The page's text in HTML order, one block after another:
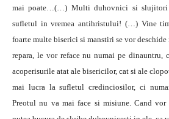
mai poate…(…) Multi duhovnici si
sufletul in vremea antihristului! (…) Vine
foarte multe biserici si manstiri se vor
repara, le vor reface nu numai pe dinauntru,
acoperisurile atat ale bisericilor, cat si ale
mai lucra la sufletul credinciosilor, ci
Preotul nu va mai face si misiune. Cand